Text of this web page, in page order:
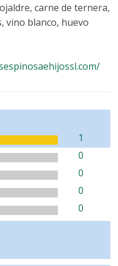
carne de ternera,
vino blanco, huevo
1
0
0
0
0